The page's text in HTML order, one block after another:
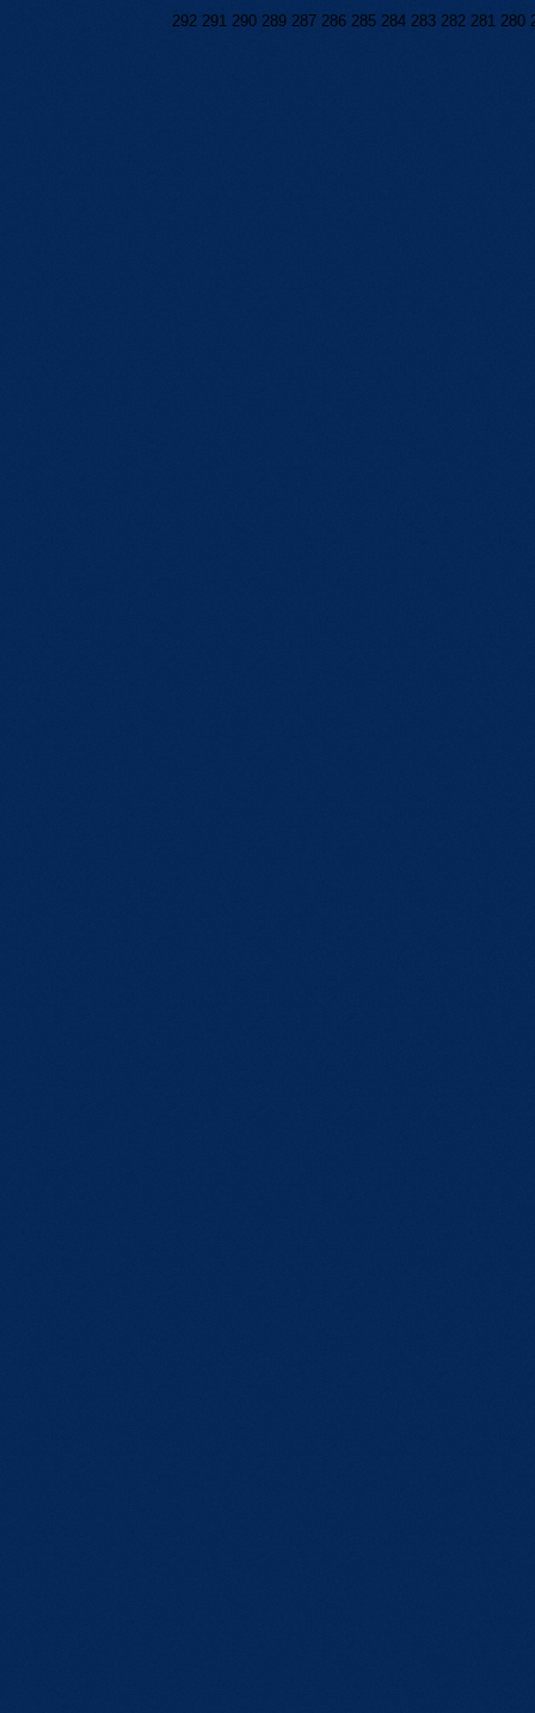
280
281
282
283
284
285
286
287
289
290
291
292